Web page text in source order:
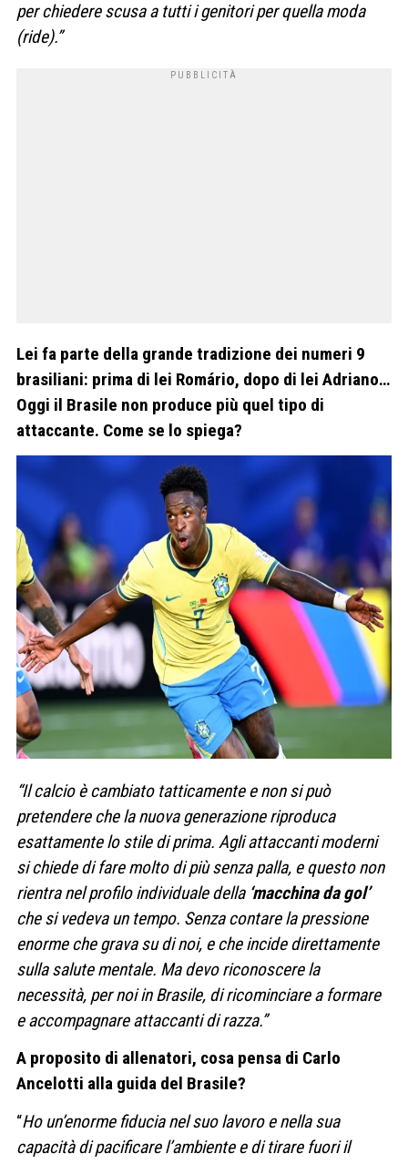
per chiedere scusa a tutti i genitori per quella moda
(ride).”
Lei fa parte della grande tradizione dei numeri 9
brasiliani: prima di lei Romário, dopo di lei Adriano…
Oggi il Brasile non produce più quel tipo di
attaccante. Come se lo spiega?
“Il calcio è cambiato tatticamente e non si può
pretendere che la nuova generazione riproduca
esattamente lo stile di prima. Agli attaccanti moderni
si chiede di fare molto di più senza palla, e questo non
rientra nel profilo individuale della ‘macchina da gol’
che si vedeva un tempo. Senza contare la pressione
enorme che grava su di noi, e che incide direttamente
sulla salute mentale. Ma devo riconoscere la
necessità, per noi in Brasile, di ricominciare a formare
e accompagnare attaccanti di razza.”
A proposito di allenatori, cosa pensa di Carlo
Ancelotti alla guida del Brasile?
“Ho un’enorme fiducia nel suo lavoro e nella sua
capacità di pacificare l’ambiente e di tirare fuori il